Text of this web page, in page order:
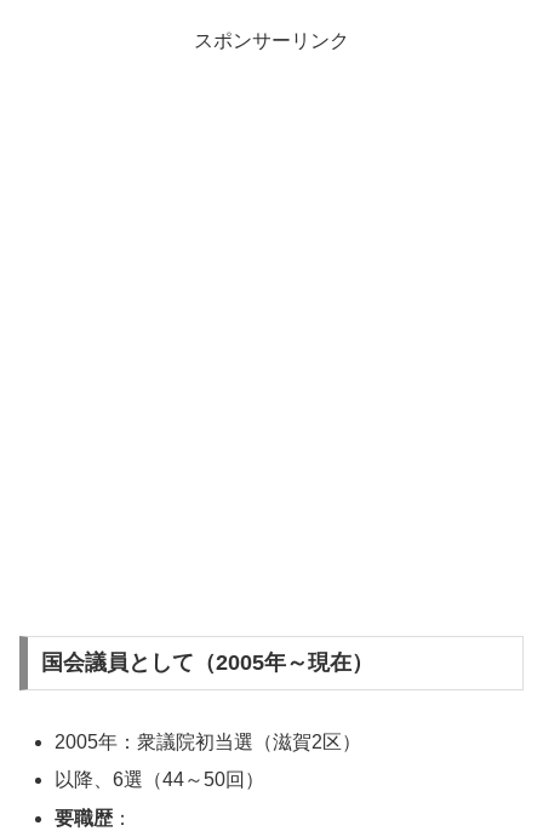
スポンサーリンク
国会議員として（2005年～現在）
2005年：衆議院初当選（滋賀2区）
以降、6選（44～50回）
要職歴 ：